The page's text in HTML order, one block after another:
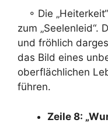
◦ Die
zum „Seelenleid“.
und fröhlich
das Bild eines
oberflächlichen
führen.
Zeile 8: